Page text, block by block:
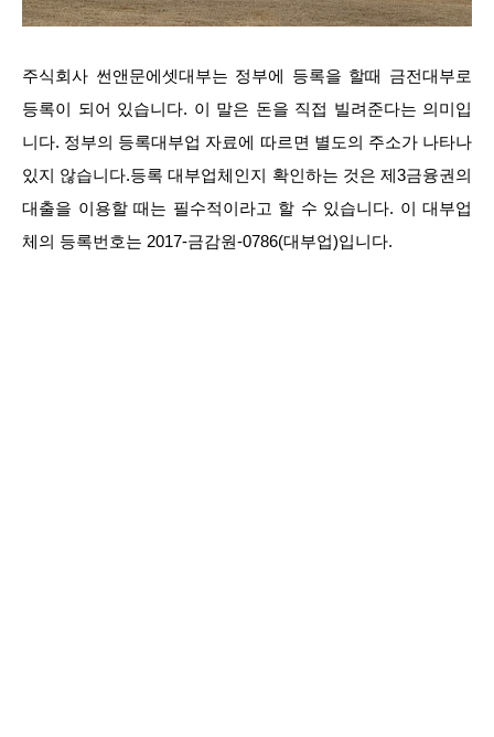
주식회사 썬앤문에셋대부는 정부에 등록을 할때 금전대부로
등록이 되어 있습니다. 이 말은 돈을 직접 빌려준다는 의미입
니다. 정부의 등록대부업 자료에 따르면 별도의 주소가 나타나
있지 않습니다.등록 대부업체인지 확인하는 것은 제3금융권의
대출을 이용할 때는 필수적이라고 할 수 있습니다. 이 대부업
체의 등록번호는 2017-금감원-0786(대부업)입니다.